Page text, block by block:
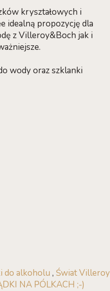
kryształowych i
idealną propozycję dla
z Villeroy&Boch jak i
wody oraz szklanki
do alkoholu , Świat
NA PÓLKACH ;-)